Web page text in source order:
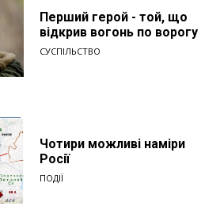
Перший герой - той, що
відкрив вогонь по ворогу
СУСПІЛЬСТВО
Чотири можливі наміри
Росії
ПОДІЇ